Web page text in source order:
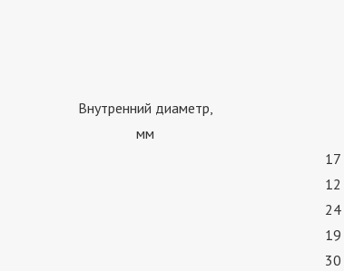
Внутренний диаметр,
мм
17
12
24
19
30